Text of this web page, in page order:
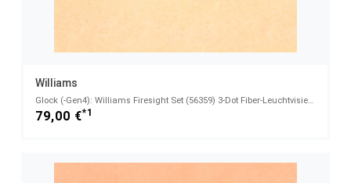
Williams
Glock (-Gen4): Williams Firesight Set (56359) 3-Dot Fiber-Leuchtvisierung
79,00 €*1